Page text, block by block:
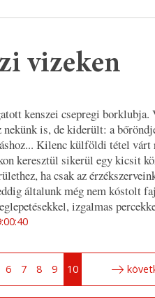
vizeken
kenszei csepregi borklubja.
is, de kiderült: a
Kilenc külföldi tétel várt
keresztül sikerül egy kicsit
ha csak az
általunk még nem kóstolt
izgalmas
6 7 8 9 10